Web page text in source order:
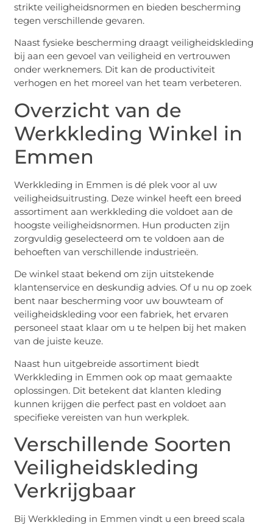
strikte veiligheidsnormen en bieden bescherming
tegen verschillende gevaren.
Naast fysieke bescherming draagt veiligheidskleding
bij aan een gevoel van veiligheid en vertrouwen
onder werknemers. Dit kan de productiviteit
verhogen en het moreel van het team verbeteren.
Overzicht van de
Werkkleding Winkel in
Emmen
Werkkleding in Emmen is dé plek voor al uw
veiligheidsuitrusting. Deze winkel heeft een breed
assortiment aan werkkleding die voldoet aan de
hoogste veiligheidsnormen. Hun producten zijn
zorgvuldig geselecteerd om te voldoen aan de
behoeften van verschillende industrieën.
De winkel staat bekend om zijn uitstekende
klantenservice en deskundig advies. Of u nu op zoek
bent naar bescherming voor uw bouwteam of
veiligheidskleding voor een fabriek, het ervaren
personeel staat klaar om u te helpen bij het maken
van de juiste keuze.
Naast hun uitgebreide assortiment biedt
Werkkleding in Emmen ook op maat gemaakte
oplossingen. Dit betekent dat klanten kleding
kunnen krijgen die perfect past en voldoet aan
specifieke vereisten van hun werkplek.
Verschillende Soorten
Veiligheidskleding
Verkrijgbaar
Bij Werkkleding in Emmen vindt u een breed scala